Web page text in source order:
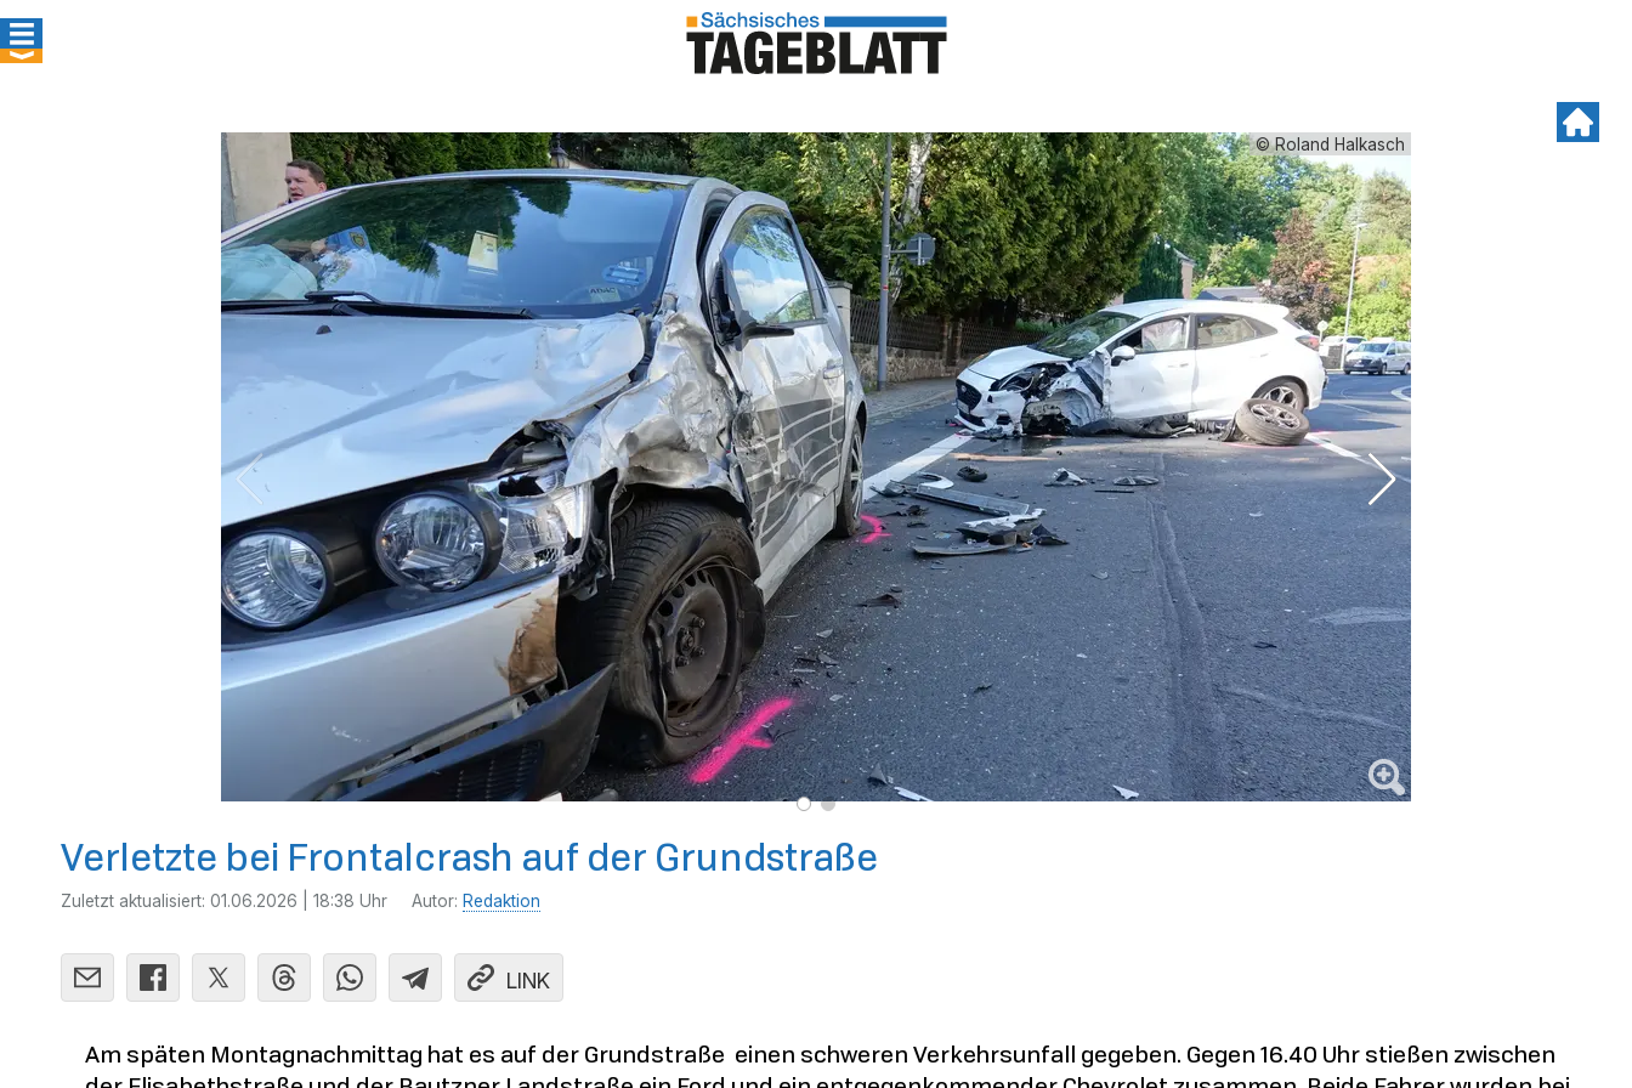
© Roland Halkasch
Verletzte bei Frontalcrash auf der Grundstraße
Zuletzt aktualisiert: 01.06.2026 | 18:38 Uhr Autor: Redaktion
LINK
Am späten Montagnachmittag hat es auf der Grundstraße einen schweren Verkehrsunfall gegeben. Gegen 16.40 Uhr stießen zwischen